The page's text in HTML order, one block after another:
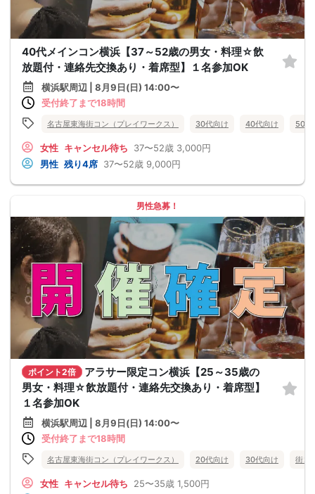
40代メインコン横浜【37～52歳の男女・料理☆飲
放題付・連絡先交換あり・着席型】１名参加OK
横浜駅周辺 | 8月9日(日) 14:00〜
受付終了まで18時間
名古屋東海街コン（プレイワークス） 30代向け 40代向け 50代
女性 キャンセル待ち 37〜52歳 3,000円
男性 残り4席 37〜52歳 9,000円
男性急募！
ポイント2倍
アラサー限定コン横浜【25～35歳の
男女・料理☆飲放題付・連絡先交換あり・着席型】
１名参加OK
横浜駅周辺 | 8月9日(日) 14:00〜
受付終了まで18時間
名古屋東海街コン（プレイワークス） 20代向け 30代向け 街コ
女性 キャンセル待ち 25〜35歳 1,500円